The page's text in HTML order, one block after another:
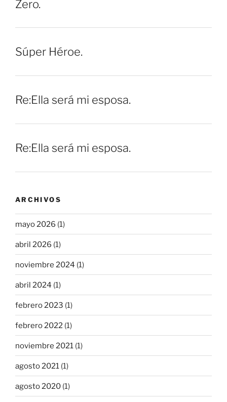
Zero.
Súper Héroe.
Re:Ella será mi esposa.
Re:Ella será mi esposa.
ARCHIVOS
mayo 2026 (1)
abril 2026 (1)
noviembre 2024 (1)
abril 2024 (1)
febrero 2023 (1)
febrero 2022 (1)
noviembre 2021 (1)
agosto 2021 (1)
agosto 2020 (1)